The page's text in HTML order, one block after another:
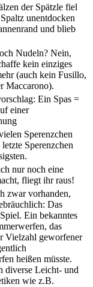
der Spätzle fiel
unentdocken
und blieb
Nudeln? Nein,
kein einziges
(auch kein Fusillo,
Maccarono).
Ein Spas =
einer
Sperenzchen
Sperenzchen
nur noch eine
fliegt ihr raus!
zwar vorhanden,
Das
Ein bekanntes
das
Vielzahl geworfener
heißen müsste.
diverse Leicht- und
wie z.B.